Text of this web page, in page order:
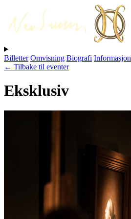
Billetter Omvisning Biografi Informasjon
← Tilbake til eventer
Eksklusiv